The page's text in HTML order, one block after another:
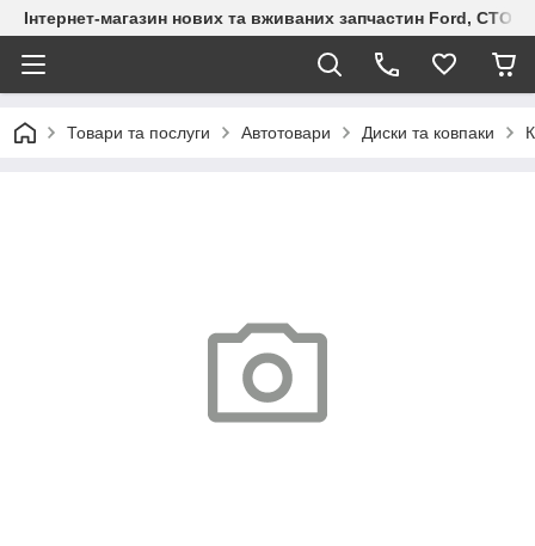
Інтернет-магазин нових та вживаних запчастин Ford, СТО
Товари та послуги Автотовари Диски та ковпаки